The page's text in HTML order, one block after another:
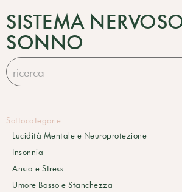
SISTEMA
SONNO
Sottocategorie
Lucidità Mentale e Neuroprotezione
Insonnia
Ansia e Stress
Umore Basso e Stanchezza